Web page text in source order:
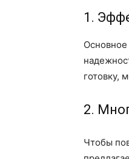
1.
Основное
готовку,
2.
Чтобы